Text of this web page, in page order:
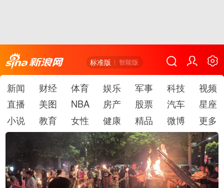
标准版 智能版
新闻 财经 体育 娱乐 军事 科技
视频
直播
美图 NBA 房产 股票 汽车
星座
小说
教育 女性 健康 精品 微博 更多